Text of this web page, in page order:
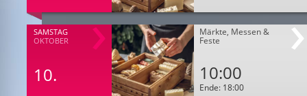
SAMSTAG
OKTOBER
10.
Märkte, Messen &
Feste
10:00
Ende: 18:00